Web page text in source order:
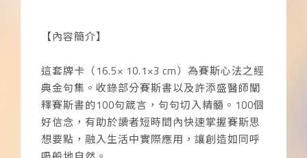
【內容簡介】
這套牌卡（16.5× 10.1×3 cm）為賽斯心法之經
典金句集。收錄部分賽斯書以及許添盛醫師闡
釋賽斯書的100句箴言，句句切入精髓。100個
好信念，有助於讀者短時間內快速掌握賽斯思
想要點，融入生活中實際應用，讓創造如同呼